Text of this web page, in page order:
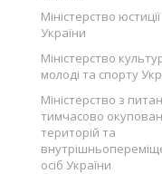
Міністерство юстиції
України
Міністерство
молоді та спорту
Міністерство з
тимчасово
територій та
осіб України